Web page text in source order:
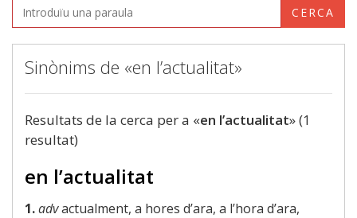
CERCA
Sinònims de «en l’actualitat»
Resultats de la cerca per a «en l’actualitat» (1
resultat)
en l’actualitat
1.advactualment, a hores d’ara, a l’hora d’ara,